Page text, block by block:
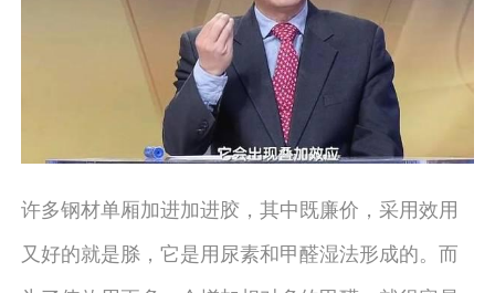
许多钢材单厢加进加进胶，其中既廉价，采用效用
又好的就是脎，它是用尿素和甲醛湿法形成的。而